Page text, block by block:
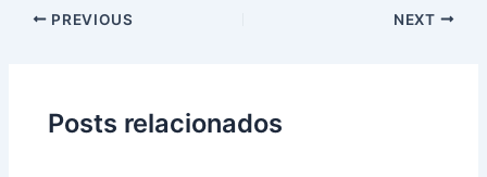
PREVIOUS NEXT
Posts relacionados